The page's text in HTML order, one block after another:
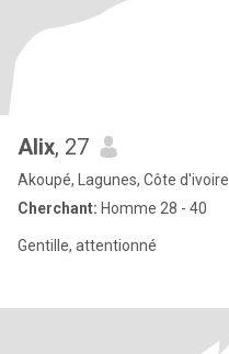
Alix, 27
Akoupé, Lagunes, Côte d'ivoire
Cherchant: Homme 28 - 40
Gentille, attentionné